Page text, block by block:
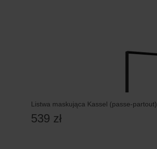
Listwa maskująca Kassel (passe-partout)
539 zł